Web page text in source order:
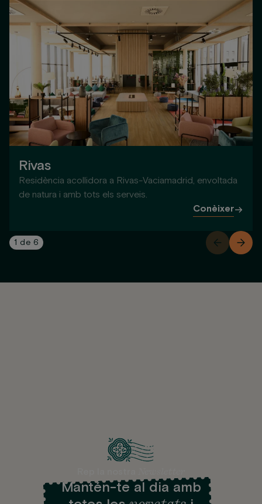
Rivas
Residència acollidora a Rivas-Vaciamadrid, envoltada
de natura i amb tots els serveis.
Conèixer
1 de 6
Mantén-te al dia amb